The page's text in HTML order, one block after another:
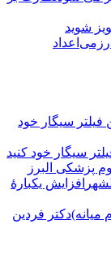
شوید
اعداد
سیگار خود کنید
پزشکی البرز
افزایش یکبارۀ
دكتر فردين